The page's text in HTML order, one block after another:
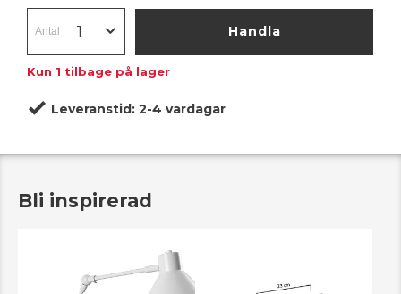
Handla
Kun 1 tilbage på lager
Leveranstid: 2-4 vardagar
Bli inspirerad